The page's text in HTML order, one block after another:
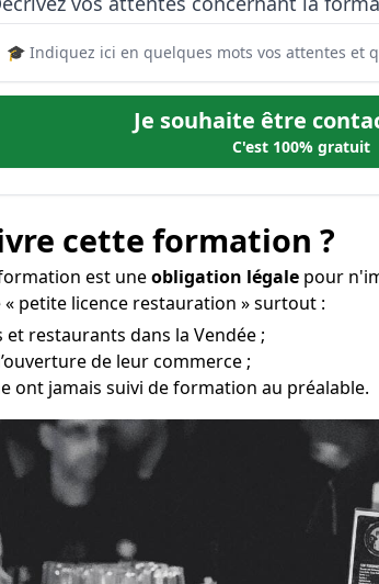
Je souhaite être
C'est 100% gratuit
cette formation ?
est uneobligation légale pour
petite licence restauration » surtout :
restaurants dans la Vendée ;
de leur commerce ;
ont jamais suivi de formation au préalable.